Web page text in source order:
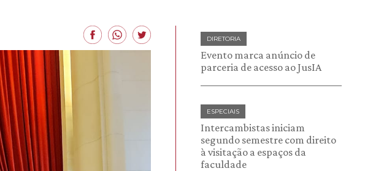
DIRETORIA
Evento marca anúncio de
parceria de acesso ao JusIA
ESPECIAIS
Intercambistas iniciam
segundo semestre com direito
à visitação a espaços da
faculdade